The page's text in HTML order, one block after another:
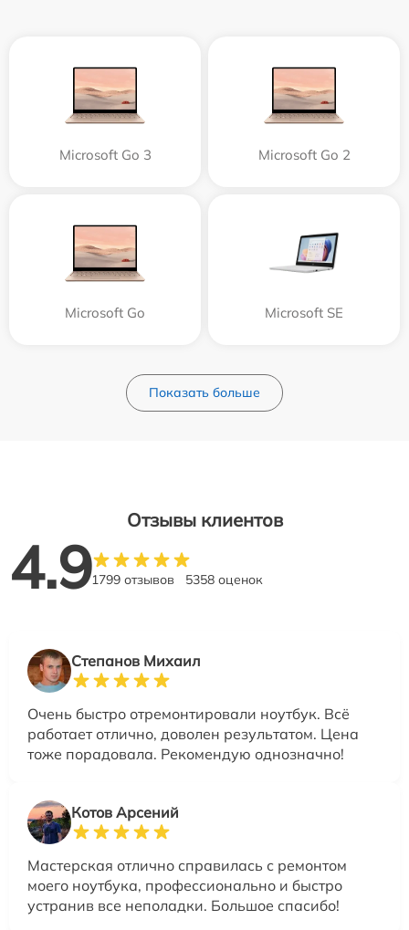
Microsoft Go 3 Microsoft Go 2
Microsoft Go Microsoft SE
Показать больше
Отзывы клиентов
4.91799 отзывов 5358 оценок
Степанов Михаил
Очень быстро отремонтировали ноутбук. Всё
работает отлично, доволен результатом. Цена
тоже порадовала. Рекомендую однозначно!
Котов Арсений
Мастерская отлично справилась с ремонтом
моего ноутбука, профессионально и быстро
устранив все неполадки. Большое спасибо!